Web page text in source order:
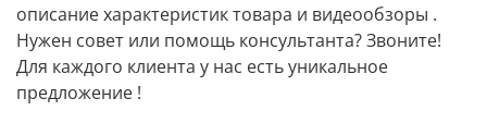
описание характеристик товара и видеообзоры .
Нужен совет или помощь консультанта? Звоните!
Для каждого клиента у нас есть уникальное
предложение !